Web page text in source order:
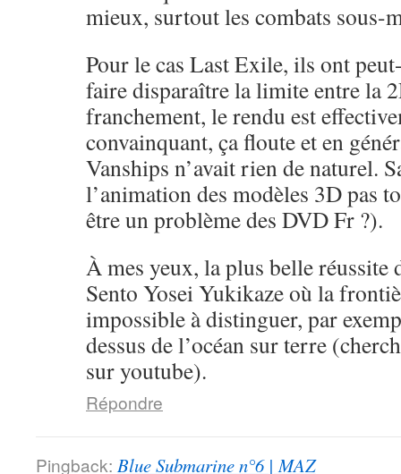
mieux, surtout les combats sous-
Pour le cas Last Exile, ils ont
faire disparaître la limite entre la
franchement, le rendu est
convainquant, ça floute et en
Vanships n’avait rien de naturel.
l’animation des modèles 3D pas
être un problème des DVD Fr ?).
À mes yeux, la plus belle réussite
Sento Yosei Yukikaze où la
impossible à distinguer, par
dessus de l’océan sur terre
sur youtube).
Répondre
Pingback: Blue Submarine n°6 | MAZ